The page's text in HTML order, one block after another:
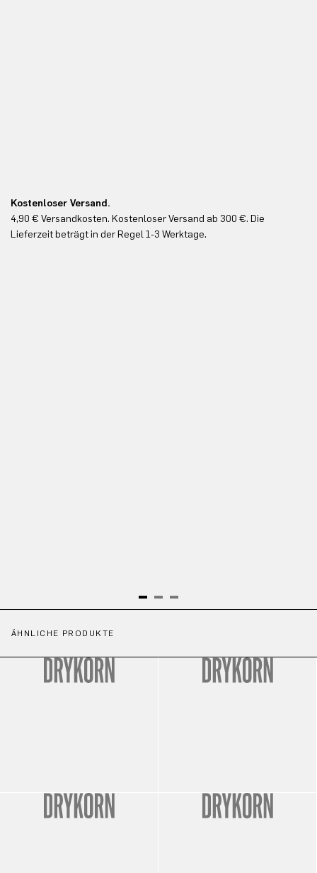
Kostenloser Versand.
4,90 € Versandkosten. Kostenloser Versand ab 300 €. Die
Lieferzeit beträgt in der Regel 1-3 Werktage.
ÄHNLICHE PRODUKTE